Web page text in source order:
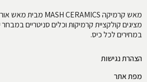
מאש קרמיקה MASH CERAMICS מבית מאש אור 2000,
מציגים קולקציית קרמיקות וכלים סניטריים
במחירים לכל כיס.
הצהרת נגישות
מפת אתר